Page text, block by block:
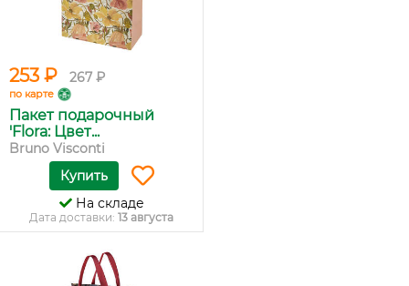
253 ₽ 267 ₽
по карте
Пакет подарочный
'Flora: Цвет...
Bruno Visconti
Купить
На складе
Дата доставки: 13 августа